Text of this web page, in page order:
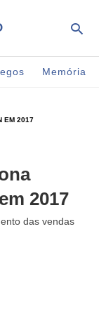
Memória
EM 2017
2017
das vendas